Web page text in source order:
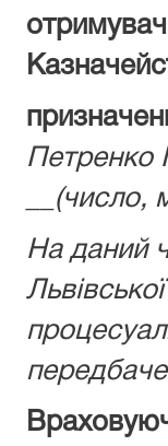
Петренко
__(число,
На даний